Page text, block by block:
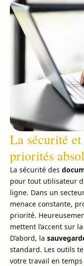
La sécurité et
priorités
La sécurité des
pour tout utilisateur
ligne. Dans un
menace constante,
priorité.
mettent l’accent sur
D’abord, la
standard. Les outils
votre travail en